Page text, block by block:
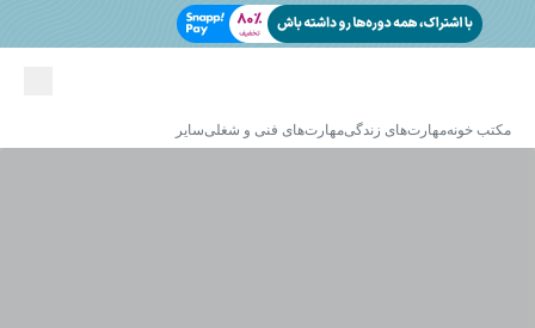
مکتب خونهمهارت‌های زندگیمهارت‌های فنی و شغلیسایر